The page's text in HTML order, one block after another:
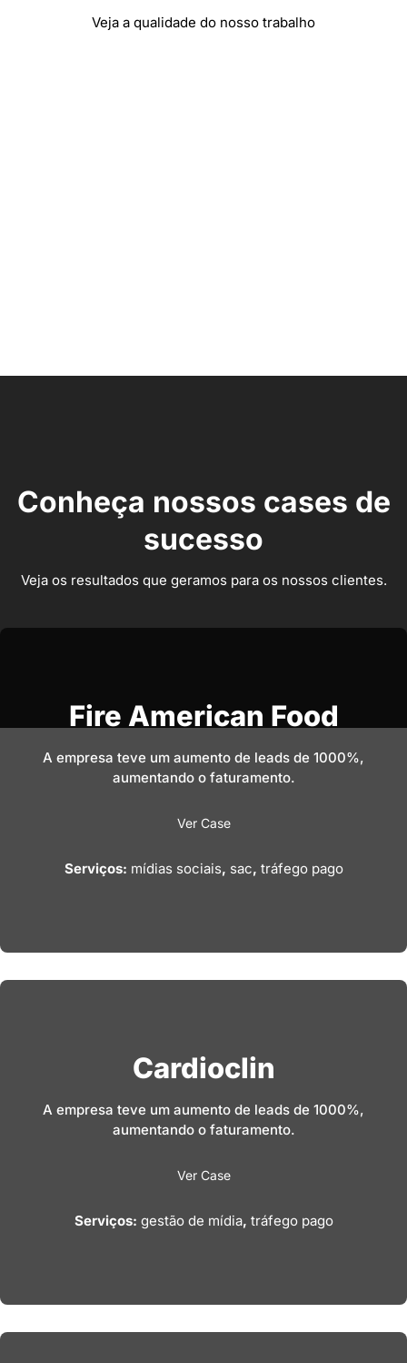
Veja a qualidade do nosso trabalho
Conheça nossos cases de
sucesso
Veja os resultados que geramos para os nossos clientes.
Fire American Food
A empresa teve um aumento de leads de 1000%,
aumentando o faturamento.
Ver Case
Serviços: mídias sociais, sac, tráfego pago
Cardioclin
A empresa teve um aumento de leads de 1000%,
aumentando o faturamento.
Ver Case
Serviços: gestão de mídia, tráfego pago